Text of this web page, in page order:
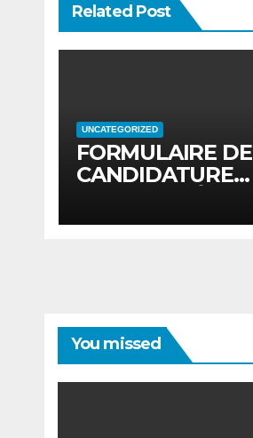
Related Post
UNCATEGORIZED
FORMULAIRE DE
CANDIDATURE
You missed